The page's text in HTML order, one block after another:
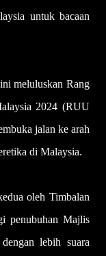
untuk bacaan
meluluskan Rang
2024 (RUU
jalan ke arah
di Malaysia.
oleh Timbalan
penubuhan Majlis
lebih suara